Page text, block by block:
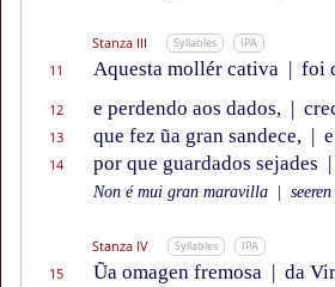
Stanza III Syllables IPA
11 Aquesta mollér cativa | foi
12 e perdendo aos dados, |
13 que fez ũa gran sandece, |
14 por que guardados sejades |
Non é mui gran maravilla
Stanza IV Syllables IPA
15 Ũa omagen fremosa | da